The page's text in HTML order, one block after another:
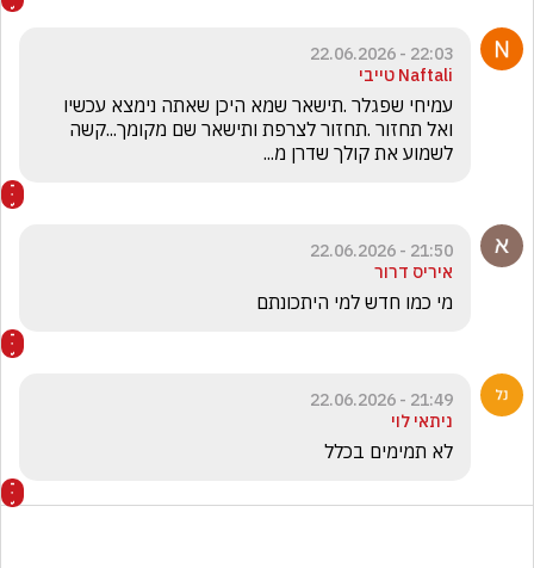
22:03 - 22.06.2026
Naftali טייבי
לשמוע את קולך שדרן מ...
21:50 - 22.06.2026
איריס דרור
מי כמו חדש למי היתכונתם
21:49 - 22.06.2026
ניתאי לוי
לא תמימים בכלל